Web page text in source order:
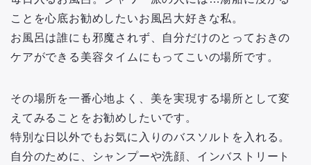
ことを心底お勧めしたいお風呂大好きな私。
お風呂は誰にも邪魔されず、自分だけのとっておきの
ケアができる美容タイムにもってこいの場所です。
その場所を一番心地よく、美を実現する場所として変
えてみることをお勧めしたいです。
特別な日以外でもお気に入りのバスソルトを入れる。
自分のために、シャンプーや洗顔、インバストリート